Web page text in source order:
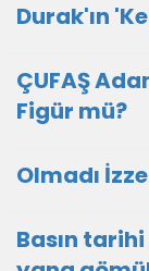
Durak'ın
ÇUFAŞ
Figür mü?
Olmadı
Basın